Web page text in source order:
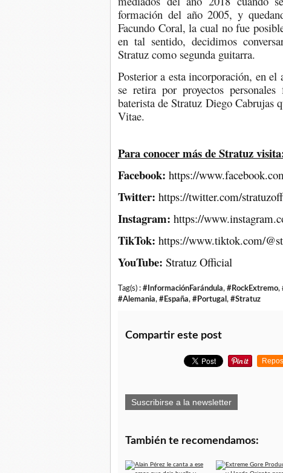
formación del año 2005, y
Facundo Coral, la cual no fue
en tal sentido, decidimos
Stratuz como segunda guitarra.
Posterior a esta incorporación, en
se retira por proyectos
baterista de Stratuz Diego Cabrujas
Vitae.
Para conocer más de Stratuz
Facebook: https://
Twitter: https://twitter.com/
Instagram: https://
TikTok: https://www.tiktok.com/
YouTube: Stratuz Official
Tag(s) : #InformaciónFarándula, #RockExtremo,
#Alemania, #España, #Portugal , #Stratuz
Compartir este post
Suscribirse a la newsletter
También te recomendamos: